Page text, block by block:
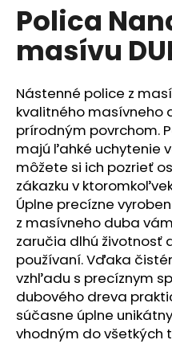
Polica
masívu
Nástenné police z
kvalitného masívneho
prírodným povrchom.
majú ľahké uchytenie
môžete si ich pozrieť
zákazku v
Úplne precízne
z masívneho duba
zaručia dlhú životnosť
používaní. Vďaka
vzhľadu s precíznym
dubového dreva
súčasne úplne
vhodným do všetkých
O
d
p
r
ú
č
a
m
e